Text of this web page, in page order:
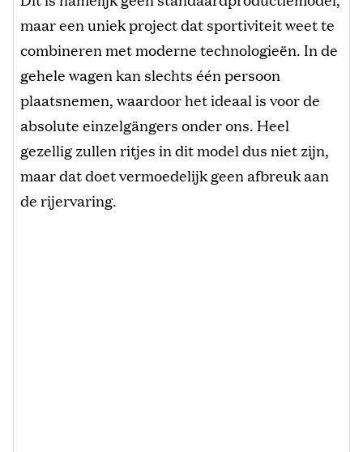
maar een uniek project dat sportiviteit weet te
combineren met moderne technologieën. In de
gehele wagen kan slechts één persoon
plaatsnemen, waardoor het ideaal is voor de
absolute einzelgängers onder ons. Heel
gezellig zullen ritjes in dit model dus niet zijn,
maar dat doet vermoedelijk geen afbreuk aan
de rijervaring.